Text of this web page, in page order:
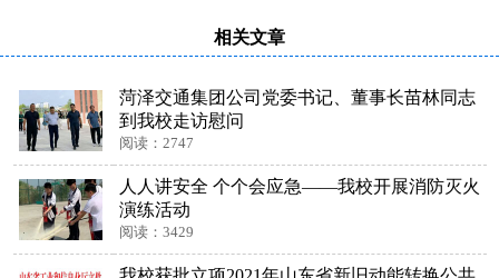
相关文章
菏泽交通集团公司党委书记、董事长苗林同志
到我校走访慰问
阅读：2747
人人讲安全 个个会应急——我校开展消防灭火
演练活动
阅读：3429